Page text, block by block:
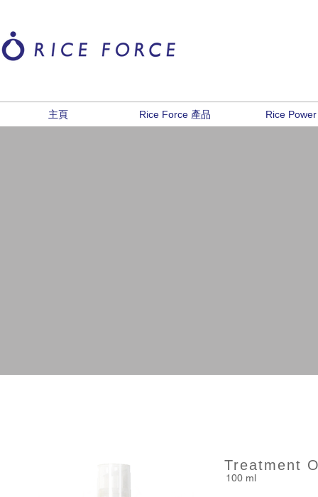
主頁 Rice Force 產品 Rice Power
Treatment
100 ml